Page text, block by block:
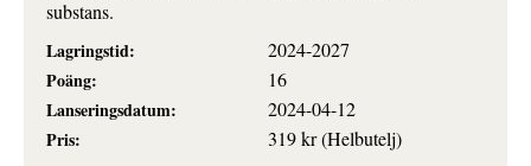
substans.
Lagringstid:
2024-2027
Poäng:
16
Lanseringsdatum:
2024-04-12
Pris:
319 kr (Helbutelj)